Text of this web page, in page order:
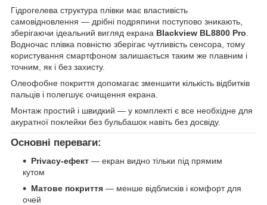
Гідрогелева структура плівки має властивість
самовідновлення — дрібні подряпини поступово зникають,
зберігаючи ідеальний вигляд екрана Blackview BL8800 Pro
Водночас плівка повністю зберігає чутливість сенсора, тому
користування смартфоном залишається таким же плавним і
точним, як і без захисту.
Олеофобне покриття допомагає зменшити кількість відбитків
пальців і полегшує очищення екрана.
Монтаж простий і швидкий — у комплекті є все необхідне для
акуратної поклейки без бульбашок навіть без досвіду.
Основні переваги:
Privacy-ефект — екран видно тільки під прямим
кутом
Матове покриття — менше відблисків і комфорт для
очей